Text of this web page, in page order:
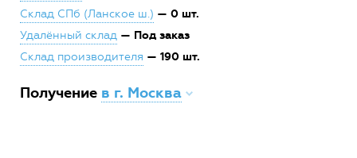
Склад СПб (Ланское ш.) — 0 шт.
Удалённый склад — Под заказ
Склад производителя — 190 шт.
Получение в г. Москва